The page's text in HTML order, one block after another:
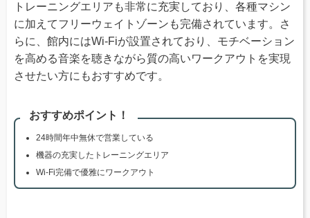
トレーニングエリアも非常に充実しており、各種マシン
に加えてフリーウェイトゾーンも完備されています。さ
らに、館内にはWi-Fiが設置されており、モチベーション
を高める音楽を聴きながら質の高いワークアウトを実現
させたい方にもおすすめです。
おすすめポイント！
24時間年中無休で営業している
機器の充実したトレーニングエリア
Wi-Fi完備で優雅にワークアウト